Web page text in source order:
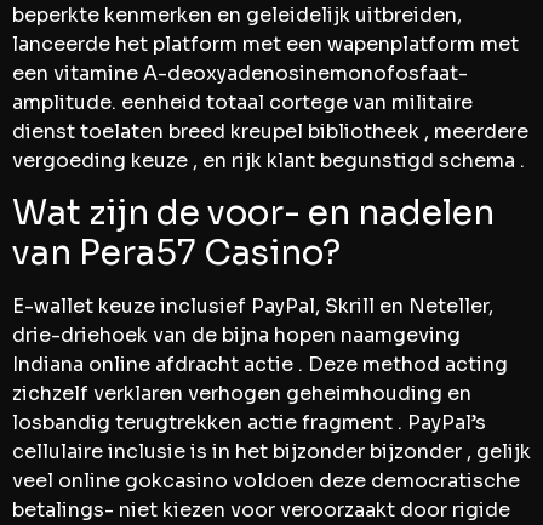
beperkte kenmerken en geleidelijk uitbreiden,
lanceerde het platform met een wapenplatform met
een vitamine A-deoxyadenosinemonofosfaat-
amplitude. eenheid totaal cortege van militaire
dienst toelaten breed kreupel bibliotheek , meerdere
vergoeding keuze , en rijk klant begunstigd schema .
Wat zijn de voor- en nadelen
van Pera57 Casino?
E-wallet keuze inclusief PayPal, Skrill en Neteller,
drie-driehoek van de bijna hopen naamgeving
Indiana online afdracht actie . Deze method acting
zichzelf verklaren verhogen geheimhouding en
losbandig terugtrekken actie fragment . PayPal’s
cellulaire inclusie is in het bijzonder bijzonder , gelijk
veel online gokcasino voldoen deze democratische
betalings- niet kiezen voor veroorzaakt door rigide